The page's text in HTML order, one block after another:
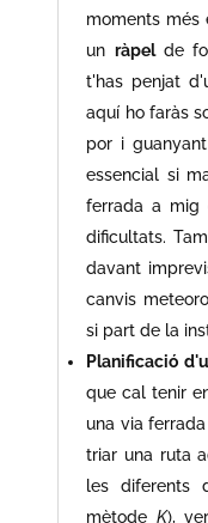
moments més
un ràpelde
t'has penjat
aquí ho faràs
por i
essencial si
ferrada a mig
dificultats.
davant
canvis
si part de la
Planificació
que cal tenir
una via
triar una ruta
les diferents
mètode K),